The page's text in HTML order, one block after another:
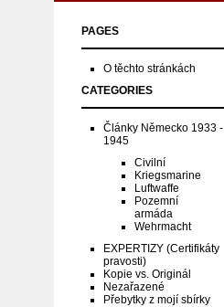
PAGES
O těchto stránkách
CATEGORIES
Články Německo 1933 -
1945
Civilní
Kriegsmarine
Luftwaffe
Pozemní
armáda
Wehrmacht
EXPERTIZY (Certifikáty
pravosti)
Kopie vs. Originál
Nezařazené
Přebytky z mojí sbírky